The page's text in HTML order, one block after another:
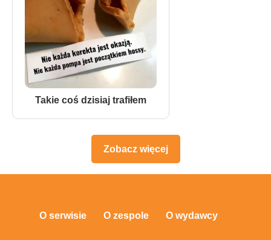
Takie coś dzisiaj trafiłem
Zobacz więcej
O serwisie O zespole O wydawcy